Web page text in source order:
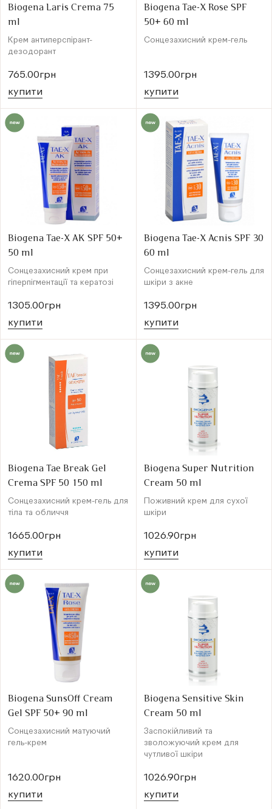
Biogena Laris Crema 75
ml
Крем антиперспірант-
дезодорант
765.00грн
купити
Biogena Tae-X Rose SPF
50+ 60 ml
Сонцезахисний крем-гель
1395.00грн
купити
Biogena Tae-X AK SPF 50+
50 ml
Сонцезахисний крем при
гіперпігментації та кератозі
1305.00грн
купити
Biogena Tae-X Acnis SPF 30
60 ml
Сонцезахисний крем-гель для
шкіри з акне
1395.00грн
купити
Biogena Tae Break Gel
Crema SPF 50 150 ml
Сонцезахисний крем-гель для
тіла та обличчя
1665.00грн
купити
Biogena Super Nutrition
Cream 50 ml
Поживний крем для сухої
шкіри
1026.90грн
купити
Biogena SunsOff Cream
Gel SPF 50+ 90 ml
Сонцезахисний матуючий
гель-крем
1620.00грн
купити
Biogena Sensitive Skin
Cream 50 ml
Заспокійливий та
зволожуючий крем для
чутливої ​​шкіри
1026.90грн
купити